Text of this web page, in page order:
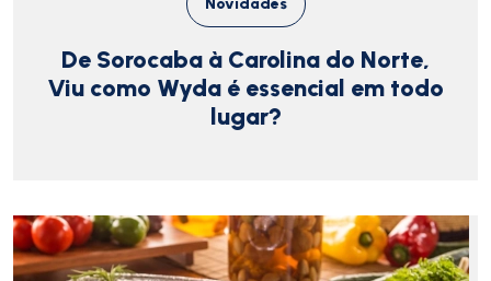
Novidades
De Sorocaba à Carolina do Norte,
Viu como Wyda é essencial em todo
lugar?